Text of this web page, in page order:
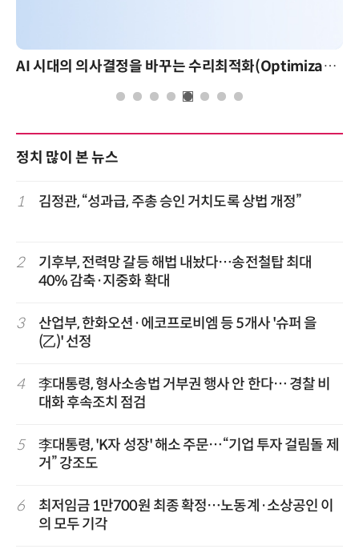
AI 시대의 의사결정을 바꾸는 수리최적화(Optimization): 실제 산업 적용 사례와 활용 전략
정치 많이 본 뉴스
1 김정관, “성과급, 주총 승인 거치도록 상법 개정”
2
기후부, 전력망 갈등 해법 내놨다…송전철탑 최대
40% 감축·지중화 확대
3
산업부, 한화오션·에코프로비엠 등 5개사 '슈퍼 을
(乙)' 선정
4
李대통령, 형사소송법 거부권 행사 안 한다… 경찰 비
대화 후속조치 점검
5
李대통령, 'K자 성장' 해소 주문…“기업 투자 걸림돌 제
거” 강조도
6
최저임금 1만700원 최종 확정…노동계·소상공인 이
의 모두 기각